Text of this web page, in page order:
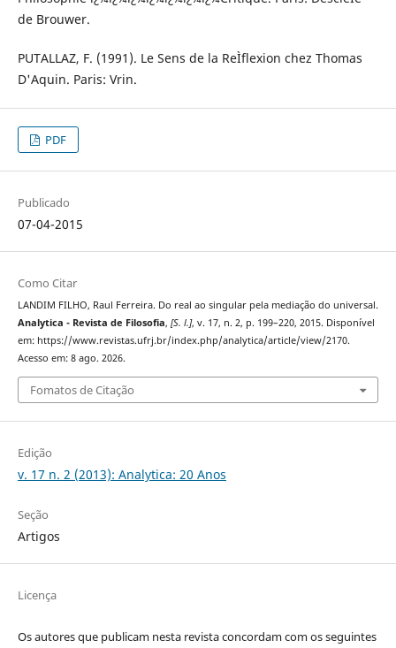
de Brouwer.
PUTALLAZ, F. (1991). Le Sens de la ReÌflexion chez Thomas
D'Aquin. Paris: Vrin.
PDF
Publicado
07-04-2015
Como Citar
LANDIM FILHO, Raul Ferreira. Do real ao singular pela mediação do universal.
Analytica - Revista de Filosofia, [S. l.], v. 17, n. 2, p. 199–220, 2015. Disponível
em: https://www.revistas.ufrj.br/index.php/analytica/article/view/2170.
Acesso em: 8 ago. 2026.
Fomatos de Citação
Edição
v. 17 n. 2 (2013): Analytica: 20 Anos
Seção
Artigos
Licença
Os autores que publicam nesta revista concordam com os seguintes